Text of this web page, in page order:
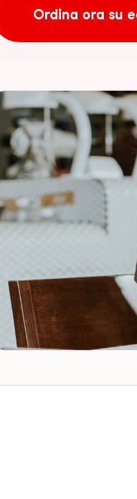
Ordina ora su